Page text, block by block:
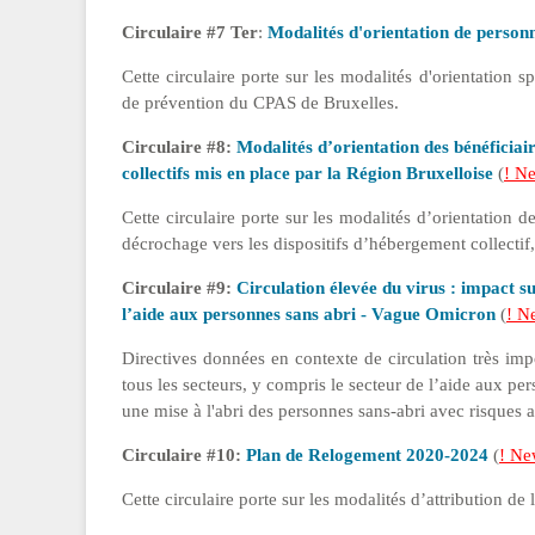
Circulaire #7 Ter: Modalités d'orientation de
Cette circulaire porte sur les modalités d'orientation
de prévention du CPAS de Bruxelles.
Circulaire #8: Modalités d’orientation des
collectifs mis en place par la Région Bruxelloise (!
Cette circulaire porte sur les modalités d’orientation
décrochage vers les dispositifs d’hébergement
Circulaire #9: Circulation élevée du virus : impact
l’aide aux personnes sans abri - Vague Omicron (!
Directives données en contexte de circulation très
tous les secteurs, y compris le secteur de l’aide aux
une mise à l'abri des personnes sans-abri avec risques
Circulaire #10: Plan de Relogement 2020-2024 (!
Cette circulaire porte sur les modalités d’attribution